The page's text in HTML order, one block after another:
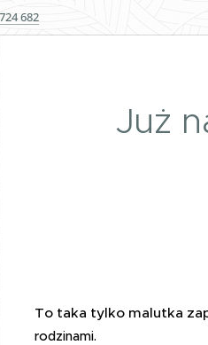
682
Już
To taka tylko malutka
rodzinami.